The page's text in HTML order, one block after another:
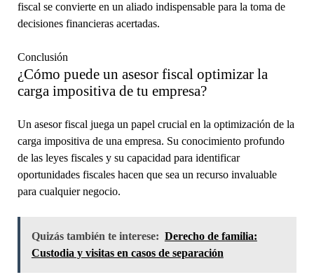
fiscal se convierte en un aliado indispensable para la toma de
decisiones financieras acertadas.
Conclusión
¿Cómo puede un asesor fiscal optimizar la
carga impositiva de tu empresa?
Un asesor fiscal juega un papel crucial en la optimización de la
carga impositiva de una empresa. Su conocimiento profundo
de las leyes fiscales y su capacidad para identificar
oportunidades fiscales hacen que sea un recurso invaluable
para cualquier negocio.
Quizás también te interese: Derecho de familia:
Custodia y visitas en casos de separación